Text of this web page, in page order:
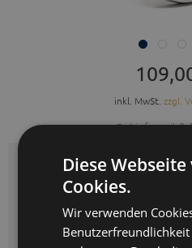
inkl. MwSt. zzgl.
Lieferzeit 3-
Diese
Cookies.
Wir verwenden